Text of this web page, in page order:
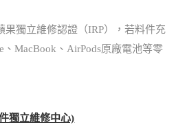
果獨立維修認證（IRP），若料件充
、MacBook、AirPods原廠電池等零
獨立維修中心)